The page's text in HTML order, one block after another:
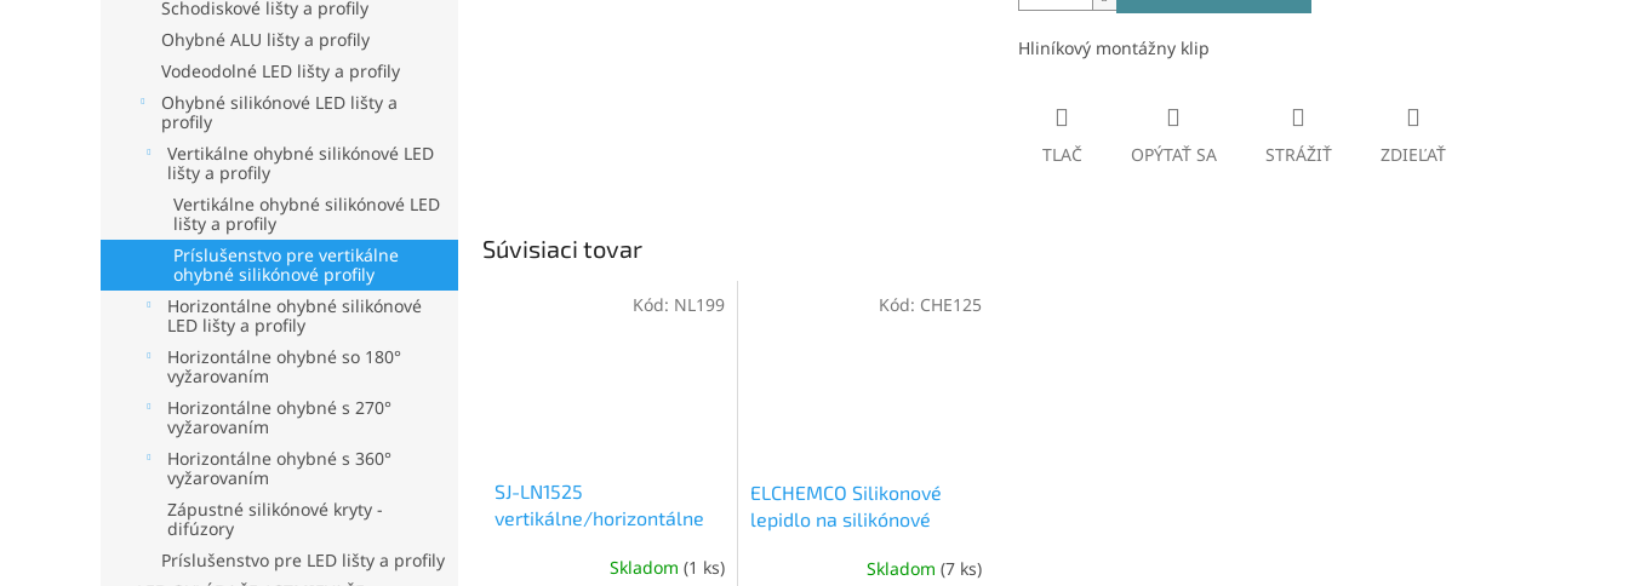
Schodiskové lišty a profily
Ohybné ALU lišty a profily
Vodeodolné LED lišty a profily
Ohybné silikónové LED lišty a
profily
Vertikálne ohybné silikónové LED
lišty a profily
Vertikálne ohybné silikónové LED
lišty a profily
Príslušenstvo pre vertikálne
ohybné silikónové profily
Horizontálne ohybné silikónové
LED lišty a profily
Horizontálne ohybné so 180°
vyžarovaním
Horizontálne ohybné s 270°
vyžarovaním
Horizontálne ohybné s 360°
vyžarovaním
Zápustné silikónové kryty -
difúzory
Príslušenstvo pre LED lišty a profily
Hliníkový montážny klip
TLAČ OPÝTAŤ SA STRÁŽIŤ ZDIEĽAŤ
Súvisiaci tovar
SJ-LN1525
vertikálne/horizontálne
Skladom (1 ks)
Kód: NL199
ELCHEMCO Silikonové
lepidlo na silikónové
porcelán, smalt, nerez
Skladom (7 ks)
Kód: CHE125